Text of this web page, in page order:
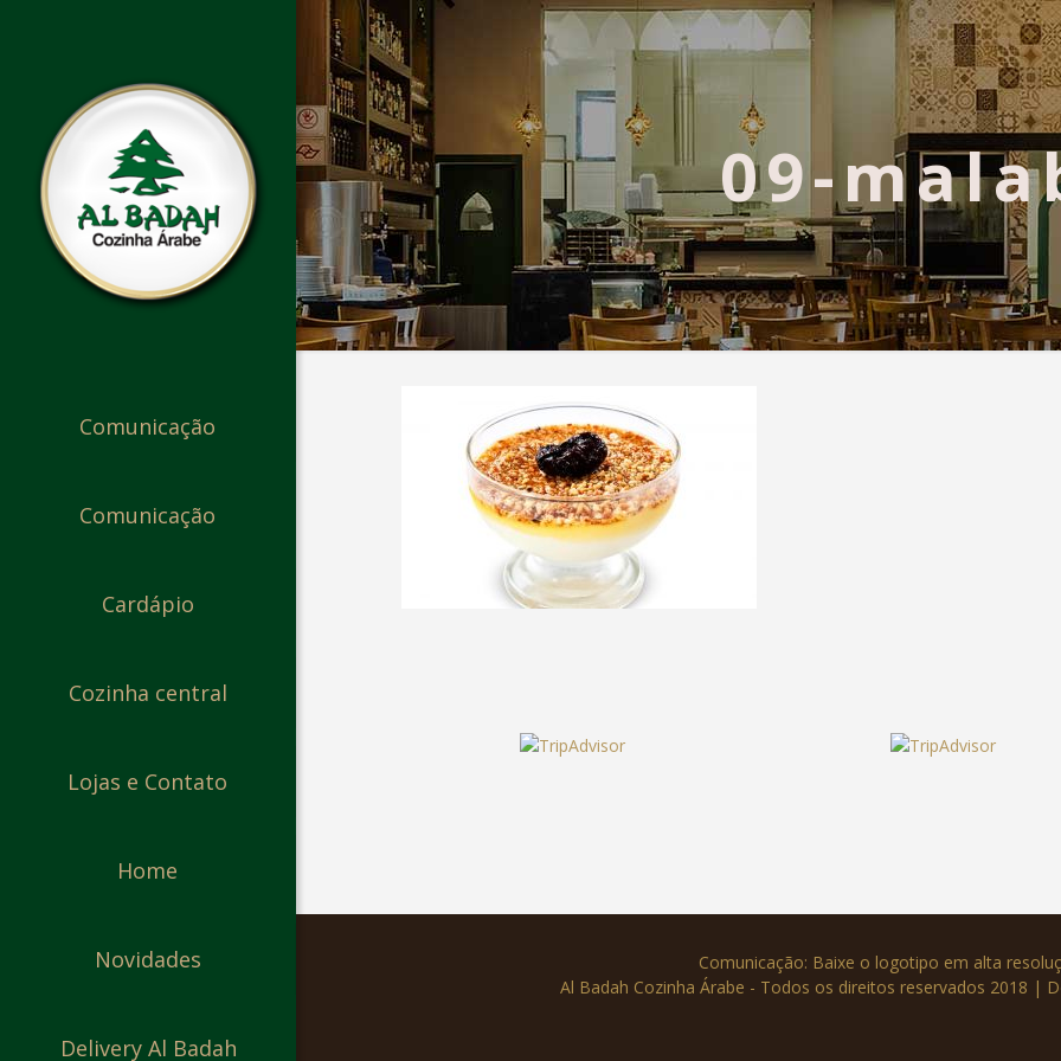
Comunicação
Comunicação
Cardápio
Cozinha central
Lojas e Contato
Home
Novidades
Delivery Al Badah
09-
Comunicação: Baixe o logotipo em alta
Al Badah Cozinha Árabe - Todos os direitos reservados 2018 |